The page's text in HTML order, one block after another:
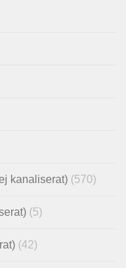
kanaliserat) (570)
(5)
(42)